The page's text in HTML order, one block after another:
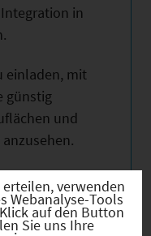
in
einladen, mit
günstig
und
verwenden
Webanalyse-Tools
auf den Button
Sie uns Ihre